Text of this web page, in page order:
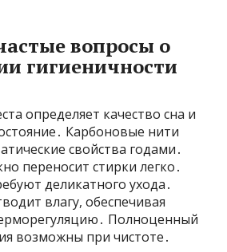
вопросы о
гигиеничности
определяет качество сна и
Карбоновые нити
свойства годами․
переносит стирки легко․
деликатного ухода․
влагу, обеспечивая
Полноценный
возможны при чистоте․